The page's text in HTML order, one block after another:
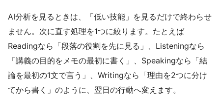
AI分析を見るときは、「低い技能」を見るだけで終わらせ
ません。次に直す処理を1つに絞ります。たとえば
Readingなら「段落の役割を先に見る」、Listeningなら
「講義の目的をメモの最初に書く」、Speakingなら「結
論を最初の1文で言う」、Writingなら「理由を2つに分け
てから書く」のように、翌日の行動へ変えます。